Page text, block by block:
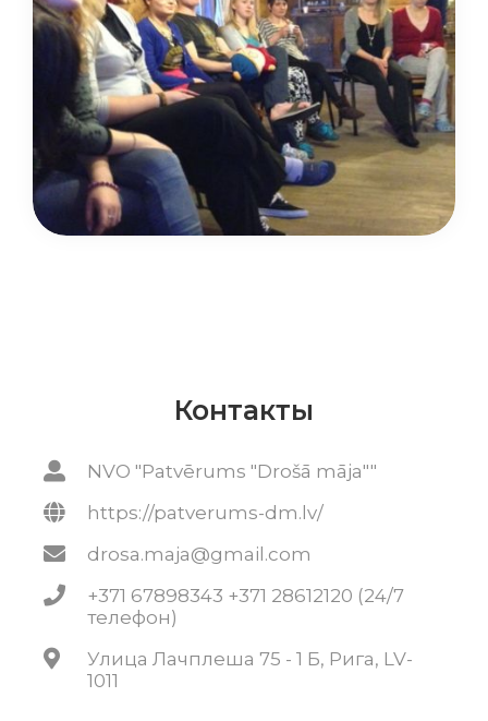
Контакты
NVO "Patvērums "Drošā māja""
https://patverums-dm.lv/
drosa.maja@gmail.com
+371 67898343 +371 28612120 (24/7
телефон)
Улица Лачплеша 75 - 1 Б, Рига, LV-
1011